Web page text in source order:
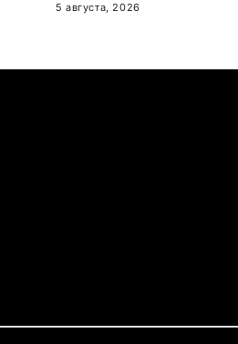
Карагандинской
5 августа, 2026